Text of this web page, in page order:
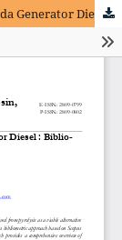
Efisiensi Dan Penggunaan Bio-Oil Pirolisis Pada Generator Diesel : Bibliometrik Scopus-Vosviewer